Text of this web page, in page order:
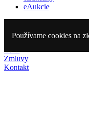
eAukcie
Používame cookies na
Ukončené
Obstarávatelia
Zmluvy
Kontakt